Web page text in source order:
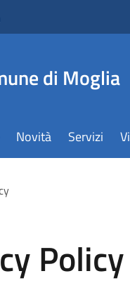
di Moglia
Novità Servizi
Policy